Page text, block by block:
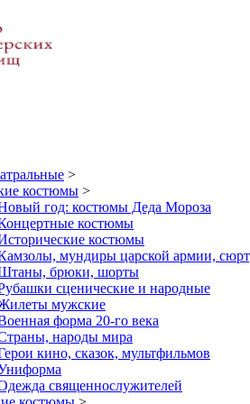
>
костюмы >
год: костюмы Деда Мороза
костюмы
костюмы
мундиры царской армии,
брюки, шорты
сценические и народные
мужские
форма 20-го века
народы мира
кино, сказок, мультфильмов
священнослужителей